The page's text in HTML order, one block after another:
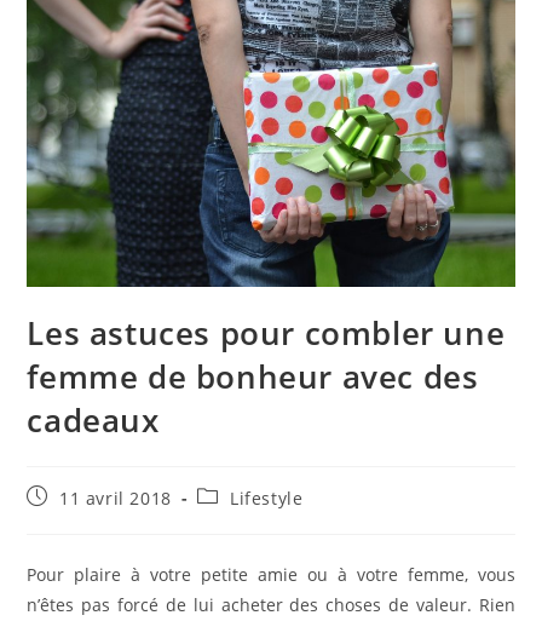
Les astuces pour combler une
femme de bonheur avec des
cadeaux
Publication
11 avril 2018
PostLifestyle
Pour plaire à votre petite amie ou à votre femme, vous
n’êtes pas forcé de lui acheter des choses de valeur. Rien